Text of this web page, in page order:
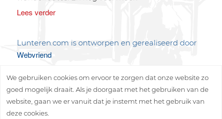
Lees verder
Lunteren.com is ontworpen en gerealiseerd door
Webvriend
We gebruiken cookies om ervoor te zorgen dat onze website zo
goed mogelijk draait. Als je doorgaat met het gebruiken van de
website, gaan we er vanuit dat je instemt met het gebruik van
deze cookies.